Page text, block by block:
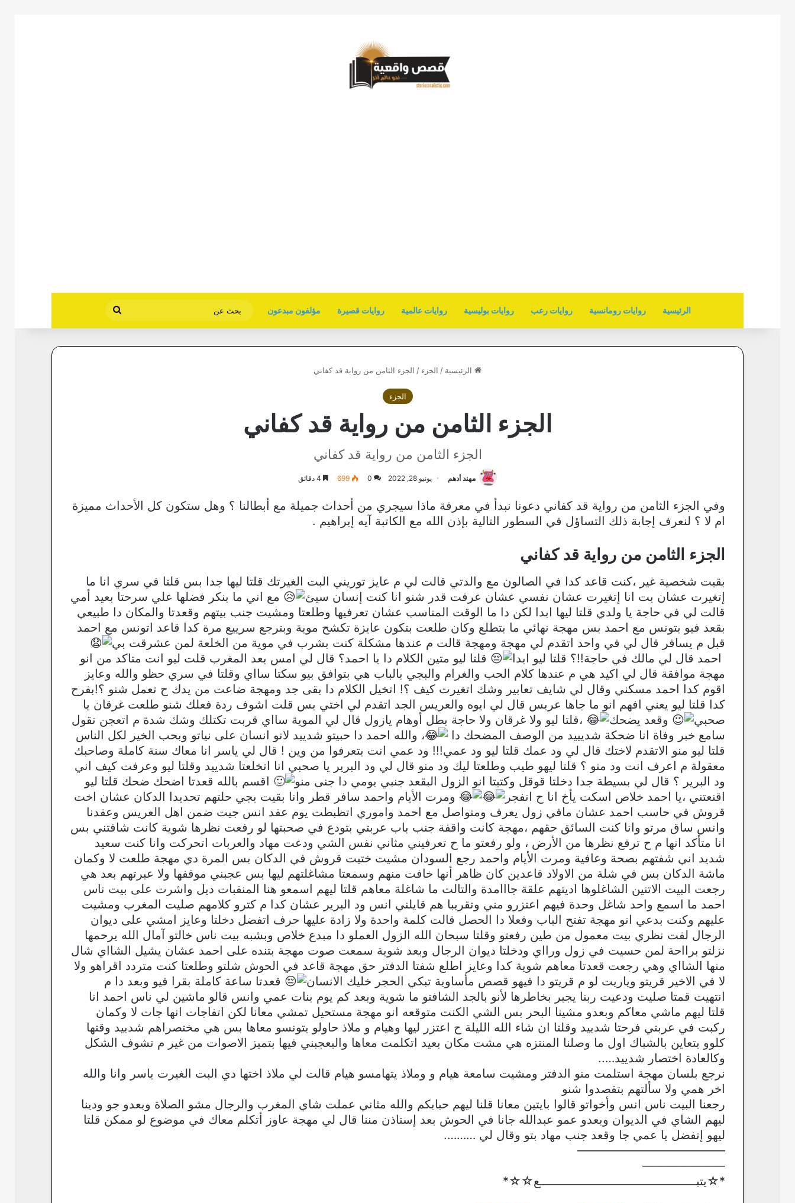
الرئيسية روايات رومانسية روايات رعب روايات بوليسية روايات عالمية روايات قصيرة مؤلفون مبدعون
عن
الرئيسية / الجزء / الجزء الثامن من رواية قد كفاني
الجزء
الجزء الثامن من رواية قد كفاني
الجزء الثامن من رواية قد كفاني
مهند أدهم يونيو 28, 2022 0
699
وفي الجزء الثامن من رواية قد كفاني دعونا نبدأ في معرفة ماذا سيجري من أحداث جميلة مع أبطالنا ؟ وهل ستكون كل الأحداث مميزة
ام لا ؟ لنعرف إجابة ذلك التساؤل في السطور التالية بإذن الله مع الكاتبة آيه إبراهيم .
الجزء الثامن من رواية قد كفاني
بقيت شخصية غير ،كنت قاعد كدا في الصالون مع والدتي قالت لي م عايز توريني البت الغيرتك قلتا ليها جدا بس قلتا في سري انا ما
إتغيرت عشان بت انا إتغيرت عشان نفسي عشان عرفت قدر شنو انا كنت إنسان سيئ
مع اني ما بنكر فضلها علي سرحتا بعيد أمي
قالت لي في حاجة يا ولدي قلتا ليها ابدا لكن دا ما الوقت المناسب عشان تعرفيها وطلعتا ومشيت جنب بيتهم وقعدتا والمكان دا طبيعي
بقعد فيو بتونس مع احمد بس مهجة نهائي ما بتطلع وكان طلعت بتكون عايزة تكشح موية وبترجع سرييع مرة كدا قاعد اتونس مع احمد
قبل م يسافر قال لي في واحد اتقدم لي مهجة ومهجة قالت م عندها مشكلة كنت بشرب في موية من الخلعة لمن عشرقت بي
احمد قال لي مالك في حاجة!!؟ قلتا ليو ابدا
قلتا ليو متين الكلام دا يا احمد؟ قال لي امس بعد المغرب قلت ليو انت متاكد من انو
مهجة موافقة قال لي اكيد هي م عندها كلام الحب والغرام والبجي بالباب هي بتوافق بيو سكتا سااي وقلتا في سري حظو والله وعايز
اقوم كدا احمد مسكني وقال لي شايف تعابير وشك اتغيرت كيف ؟! اتخيل الكلام دا بقى جد ومهجة ضاعت من يدك ح تعمل شنو ؟!بفرح
كدا قلتا ليو يعني افهم انو ما جاها عريس قال لي ايوه والعريس الجد اتقدم لي اختي بس قلت اشوف ردة فعلك شنو طلعت غرقان يا
صحبي
وقعد يضحك
،قلتا ليو ولا غرقان ولا حاجة بطل أوهام يازول قال لي الموية سااي قربت تكتلك وشك شدة م اتعجن تقول
سامع خبر وفاة انا ضحكة شديييد من الوصف المضحك دا
، والله احمد دا حبيتو شدييد لانو انسان على نياتو وبحب الخير لكل الناس
قلتا ليو منو الاتقدم لاختك قال لي ود عمك قلتا ليو ود عمي!!! ود عمي انت بتعرفوا من وين ! قال لي ياسر انا معاك سنة كاملة وصاحبك
معقولة م اعرف انت ود منو ؟ قلتا ليهو طيب وطلعتا ليك ود منو قال لي ود البرير يا صحبي انا اتخلعتا شدييد وقلتا ليو وعرفت كيف اني
ود البرير ؟ قال لي بسيطة جدا دخلتا قوقل وكتبتا انو الزول البقعد جنبي يومي دا جنى منو
اقسم بالله قعدتا اضحك ضحك قلتا ليو
اقنعتني ،يا احمد خلاص اسكت يأخ انا ح انفجر
ومرت الأيام واحمد سافر قطر وانا بقيت بجي حلتهم تحديدا الدكان عشان اخت
قروش في حاسب احمد عشان مافي زول يعرف ومتواصل مع احمد واموري اتظبطت يوم عقد انس جيت ضمن اهل العريس وعقدنا
وانس ساق مرتو وانا كنت السائق حقهم ،مهجة كانت واقفة جنب باب عربتي بتودع في صحبتها لو رفعت نظرها شوية كانت شافتني بس
انا متأكد انها م ح ترفع نظرها من الأرض ، ولو رفعتو ما ح تعرفيني مثاني نفس الشي ودعت مهاد والعربات اتحركت وانا كنت سعيد
شديد اني شفتهم بصحة وعافية ومرت الأيام واحمد رجع السودان مشيت ختيت قروش في الدكان بس المرة دي مهجة طلعت لا وكمان
ماشة الدكان بس في شلة من الاولاد قاعدين كان ظاهر أنها خافت منهم وسمعتا مشاغلتهم ليها بس عجبني موقفها ولا عبرتهم بعد هي
رجعت البيت الاتنين الشاغلوها اديتهم علقة جااامدة والتالت ما شاغلة معاهم قلتا ليهم اسمعو هنا المنقبات ديل واشرت على بيت ناس
احمد ما اسمع واحد شاغل وحدة فيهم اعتزرو مني وتقريبا هم قايلني انس ود البرير عشان كدا م كترو كلامهم صليت المغرب ومشيت
عليهم وكنت بدعي انو مهجة تفتح الباب وفعلا دا الحصل قالت كلمة واحدة ولا زادة عليها حرف اتفضل دخلتا وعايز امشي على ديوان
الرجال لفت نظري بيت معمول من طين رفعتو وقلتا سبحان الله الزول العملو دا مبدع خلاص وبشبه بيت ناس خالتو آمال الله يرحمها
نزلتو برااحة لمن حسيت في زول ورااي ودخلتا ديوان الرجال وبعد شوية سمعت صوت مهجة بتنده على احمد عشان يشيل الشااي شال
منها الشااي وهي رجعت قعدتا معاهم شوية كدا وعايز اطلع شفتا الدفتر حق مهجة قاعد في الحوش شلتو وطلعتا كنت متردد اقراهو ولا
لا في الاخير قريتو وياريت لو م قريتو دا فيهو قصص مأساوية تبكي الحجر خليك الانسان
قعدتا ساعة كاملة بقرا فيو وبعد دا م
انتهيت قمتا صليت ودعيت ربنا يجبر بخاطرها لأنو بالجد الشافتو ما شوية وبعد كم يوم بنات عمي وانس قالو ماشين لي ناس احمد انا
قلتا ليهم ماشي معاكم وبعدو مشينا البحر بس الشي الكنت متوقعه انو مهجة مستحيل تمشي معانا لكن اتفاجات انها جات لا وكمان
ركبت في عربتي فرحتا شدييد وقلتا ان شاء الله الليلة ح اعتزر ليها وهيام و ملاذ حاولو يتونسو معاها بس هي مختصراهم شدييد وقتها
كلوو بتعاين بالشباك اول ما وصلنا المنتزه هي مشت مكان بعيد اتكلمت معاها والبعجبني فيها بتميز الاصوات من غير م تشوف الشكل
وكالعادة اختصار شدييد…..
نرجع بلسان مهجة استلمت منو الدفتر ومشيت سامعة هيام و وملاذ يتهامسو هيام قالت لي ملاذ اختها دي البت الغيرت ياسر وانا والله
اخر همي ولا سألتهم بتقصدوا شنو
رجعنا البيت ناس انس وأخواتو قالوا بايتين معانا قلنا ليهم حبابكم والله مثاني عملت شاي المغرب والرجال مشو الصلاة وبعدو جو ودينا
ليهم الشاي في الديوان وبعدو عمو عبدالله جانا في الحوش بعد إستاذن مننا قال لي مهجة عاوز أتكلم معاك في موضوع لو ممكن قلتا
ليهو إتفضل يا عمي جا وقعد جنب مهاد بتو وقال لي ……….
————————————–
———————
*☆يتبــــــــــــــــــــــــــــــــــــــــــــع☆☆*